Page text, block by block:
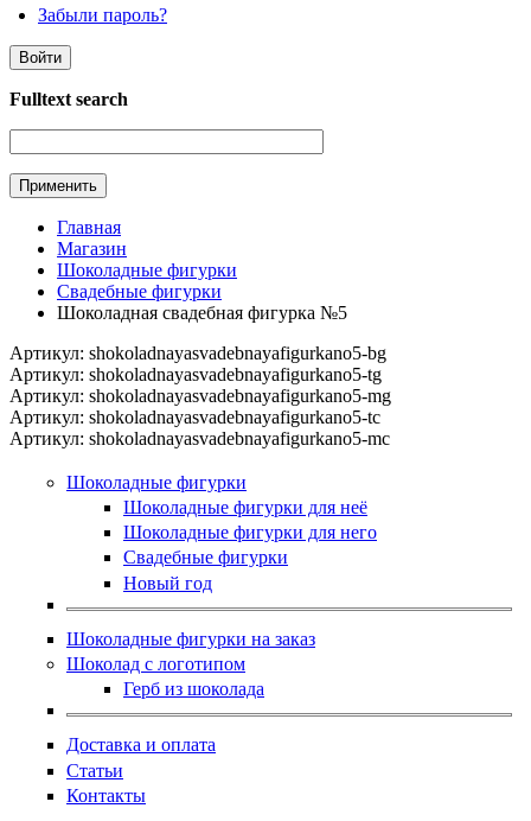
Забыли пароль?
Fulltext search
Главная
Магазин
Шоколадные фигурки
Свадебные фигурки
Шоколадная свадебная фигурка №5
Артикул: shokoladnayasvadebnayafigurkano5-bg
Артикул: shokoladnayasvadebnayafigurkano5-tg
Артикул: shokoladnayasvadebnayafigurkano5-mg
Артикул: shokoladnayasvadebnayafigurkano5-tc
Артикул: shokoladnayasvadebnayafigurkano5-mc
Шоколадные фигурки
Шоколадные фигурки для неё
Шоколадные фигурки для него
Свадебные фигурки
Новый год
Шоколадные фигурки на заказ
Шоколад с логотипом
Герб из шоколада
Доставка и оплата
Статьи
Контакты